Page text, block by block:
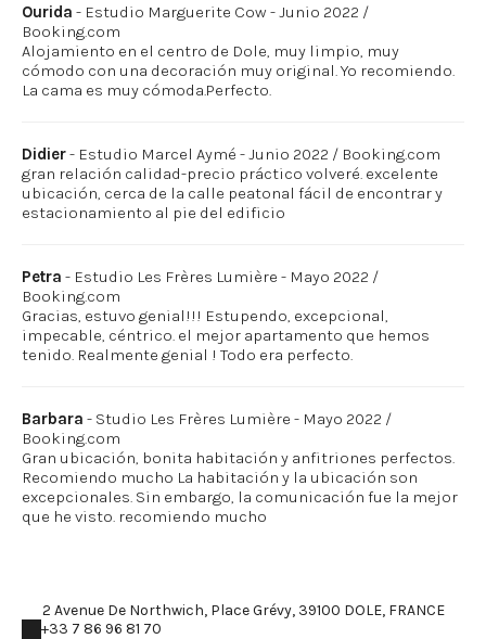
Ourida - Estudio Marguerite Cow - Junio 2022 /
Booking.com
Alojamiento en el centro de Dole, muy limpio, muy
cómodo con una decoración muy original. Yo recomiendo.
La cama es muy cómoda.Perfecto.
Didier- Estudio Marcel Aymé - Junio 2022 / Booking.com
gran relación calidad-precio práctico volveré. excelente
ubicación, cerca de la calle peatonal fácil de encontrar y
estacionamiento al pie del edificio
Petra - Estudio Les Frères Lumière - Mayo 2022 /
Booking.com
Gracias, estuvo genial!!! Estupendo, excepcional,
impecable, céntrico. el mejor apartamento que hemos
tenido. Realmente genial ! Todo era perfecto.
Barbara - Studio Les Frères Lumière - Mayo 2022 /
Booking.com
Gran ubicación, bonita habitación y anfitriones perfectos.
Recomiendo mucho La habitación y la ubicación son
excepcionales. Sin embargo, la comunicación fue la mejor
que he visto. recomiendo mucho
2 Avenue De Northwich, Place Grévy, 39100 DOLE, FRANCE
+33 7 86 96 81 70